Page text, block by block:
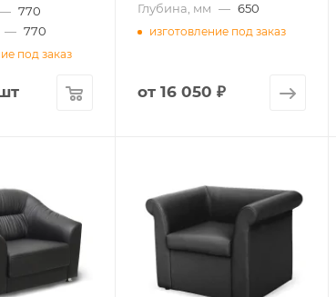
— 770
— 770
под заказ
Глубина, мм — 650
изготовление под заказ
от 16 050 ₽